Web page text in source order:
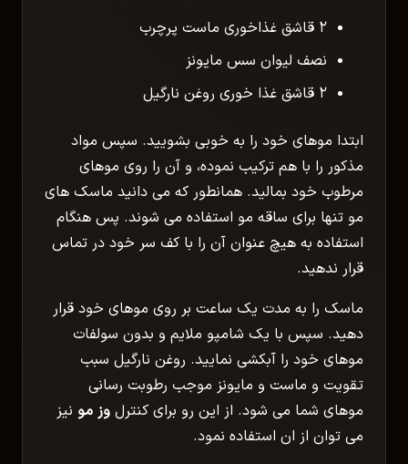
۲ قاشق غذاخوری ماست پرچرب
نصف لیوان سس مایونز
۲ قاشق غذا خوری روغن نارگیل
ابتدا موهای خود را به خوبی بشویید. سپس مواد
مذکور را با هم ترکیب نموده، و آن را روی موهای
مرطوب خود بمالید. همانطور که می دانید ماسک های
مو تنها برای ساقه مو استفاده می شوند. پس هنگام
استفاده به هیچ عنوان آن را با کف سر خود در تماس
قرار ندهید.
ماسک را به مدت یک ساعت بر روی موهای خود قرار
دهید. سپس با یک شامپو ملایم و بدون سولفات
موهای خود را آبکشی نمایید. روغن نارگیل سبب
تقویت و ماست و مایونز موجب رطوبت رسانی
موهای شما می شود. از این رو برای کنترل وز مو نیز
می توان از ان استفاده نمود.